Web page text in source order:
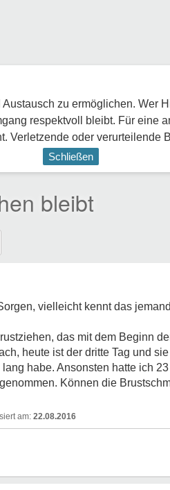
zu ermöglichen. Wer
respektvoll bleibt. Für eine
Verletzende oder verurteilende
Schließen
bleibt
vielleicht kennt das
das mit dem Beginn
heute ist der dritte Tag und
habe. Ansonsten hatte ich
Können die
22.08.2016